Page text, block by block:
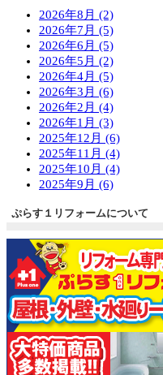
2026年8月 (2)
2026年7月 (5)
2026年6月 (5)
2026年5月 (2)
2026年4月 (5)
2026年3月 (6)
2026年2月 (4)
2026年1月 (3)
2025年12月 (6)
2025年11月 (4)
2025年10月 (4)
2025年9月 (6)
ぷらす１リフォームについて